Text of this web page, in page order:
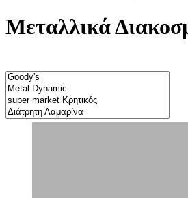
Μεταλλικά